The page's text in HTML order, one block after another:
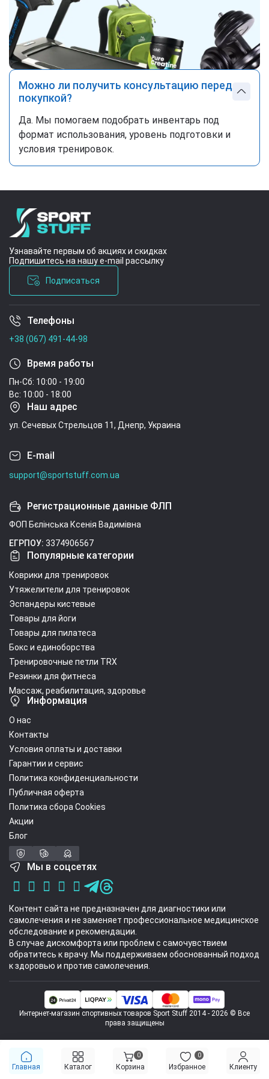
Главная Каталог
0
Корзина
0
Избранное Клиенту
Можно ли получить консультацию перед
покупкой?
Да. Мы помогаем подобрать инвентарь под
формат использования, уровень подготовки и
условия тренировок.
Узнавайте первым об акциях и скидках
Подпишитесь на нашу e-mail рассылку
Подписаться
Условия соглашения
Телефоны
+38 (067) 491-44-98
Время работы
Пн-Сб: 10:00 - 19:00
Вс: 10:00 - 18:00
Наш адрес
ул. Сечевых Стрельцов 11, Днепр, Украина
E-mail
support@sportstuff.com.ua
Регистрационные данные ФЛП
ФОП Бєлінська Ксенія Вадимівна
ЕГРПОУ: 3374906567
Популярные категории
Коврики для тренировок
Утяжелители для тренировок
Эспандеры кистевые
Товары для йоги
Товары для пилатеса
Бокс и единоборства
Тренировочные петли TRX
Резинки для фитнеса
Массаж, реабилитация, здоровье
Информация
О нас
Контакты
Условия оплаты и доставки
Гарантии и сервис
Политика конфиденциальности
Публичная оферта
Политика сбора Cookies
Акции
Блог
Мы в соцсетях
Контент сайта не предназначен для диагностики или
самолечения и не заменяет профессиональное медицинское
обследование и рекомендации.
В случае дискомфорта или проблем с самочувствием
обратитесь к врачу. Мы поддерживаем обоснованный подход
к здоровью и против самолечения.
Интернет-магазин спортивных товаров Sport Stuff 2014 - 2026 © Все
права защищены